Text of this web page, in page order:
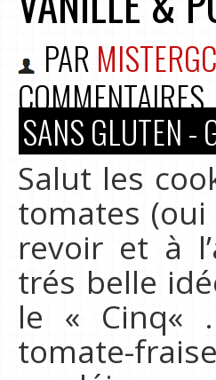
PAR
COMMENTAIRES
SANS GLUTEN -
Salut les
tomates
revoir et à
trés belle
le « Cinq«
tomate-